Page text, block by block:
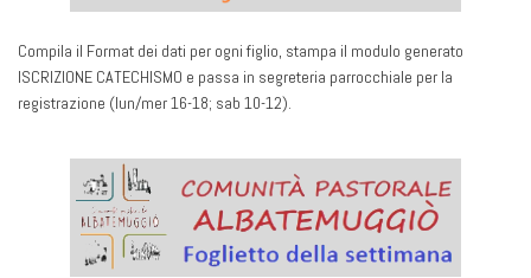
Compila il Format dei dati per ogni figlio, stampa il modulo generato
ISCRIZIONE CATECHISMO e passa in segreteria parrocchiale per la
registrazione (lun/mer 16-18; sab 10-12).